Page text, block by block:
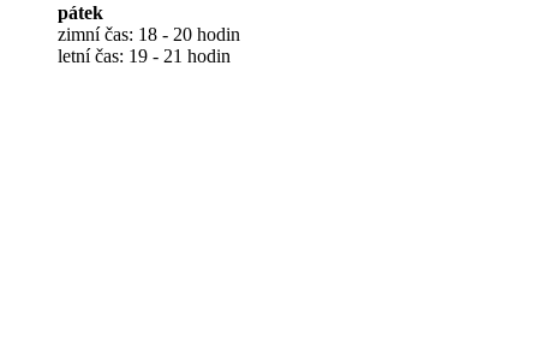
pátek
zimní čas: 18 - 20 hodin
letní čas: 19 - 21 hodin